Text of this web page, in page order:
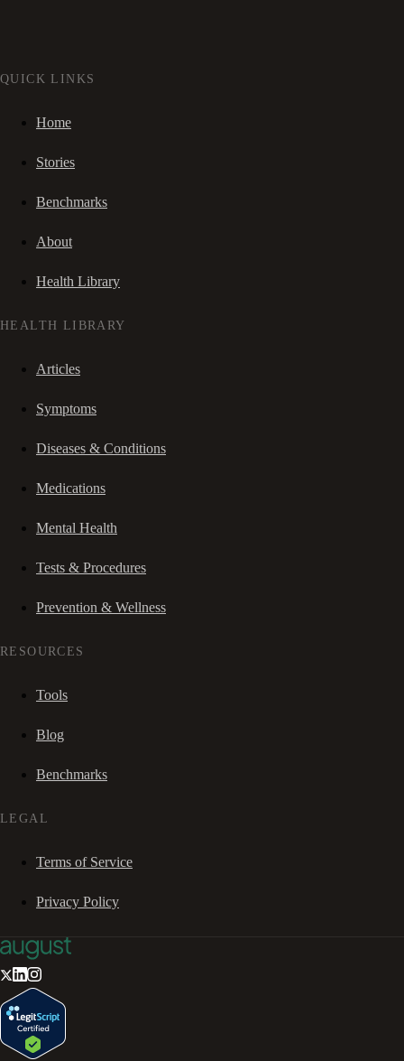
QUICK LINKS
Home
Stories
Benchmarks
About
Health Library
HEALTH LIBRARY
Articles
Symptoms
Diseases & Conditions
Medications
Mental Health
Tests & Procedures
Prevention & Wellness
RESOURCES
Tools
Blog
Benchmarks
LEGAL
Terms of Service
Privacy Policy